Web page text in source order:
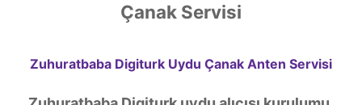
Çanak Servisi
Zuhuratbaba Digiturk Uydu Çanak Anten Servisi